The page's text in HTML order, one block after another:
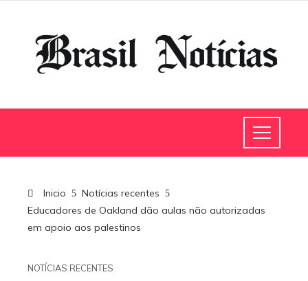
Inicio
Notícias recentes
Educadores de Oakland dão aulas não autorizadas
em apoio aos palestinos
NOTÍCIAS RECENTES